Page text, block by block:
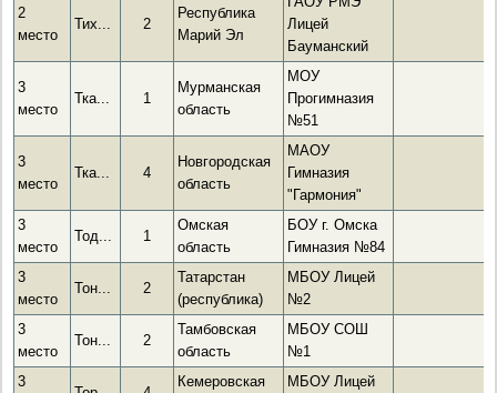
2
место
Тих... 2
Республика
Марий Эл
Лицей
Бауманский
3
место
Тка... 1
Мурманская
область
МОУ
Прогимназия
№51
3
место
Тка... 4
Новгородская
область
МАОУ
Гимназия
"Гармония"
3
место
Тод... 1
Омская
область
БОУ г. Омска
Гимназия №84
3
место
Тон... 2
Татарстан
(республика)
МБОУ Лицей
№2
3
место
Тон... 2
Тамбовская
область
МБОУ СОШ
№1
3
Кемеровская МБОУ Лицей